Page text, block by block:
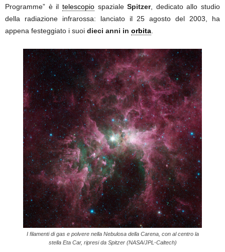
Programme” è il telescopiospazialeSpitzer, dedicato allo studio
della radiazione infrarossa: lanciato il 25 agosto del 2003, ha
appena festeggiato i suoi dieci anni in orbita
I filamenti di gas e polvere nella Nebulosa della Carena, con al centro la
stella Eta Car, ripresi da Spitzer (NASA/JPL-Caltech)